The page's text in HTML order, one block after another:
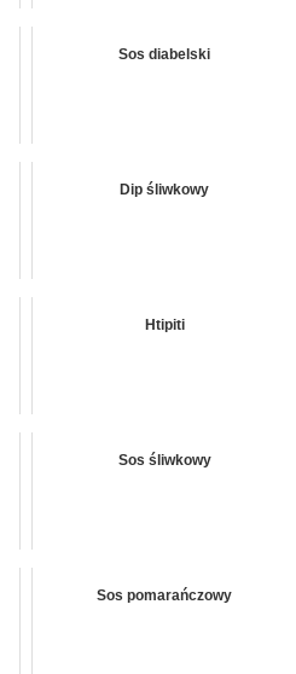
Sos diabelski
Dip śliwkowy
Htipiti
Sos śliwkowy
Sos pomarańczowy